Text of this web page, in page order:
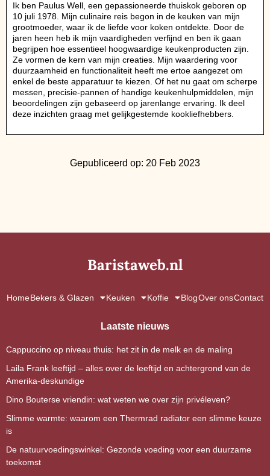
Ik ben Paulus Well, een gepassioneerde thuiskok geboren op
10 juli 1978. Mijn culinaire reis begon in de keuken van mijn
grootmoeder, waar ik de liefde voor koken ontdekte. Door de
jaren heen heb ik mijn vaardigheden verfijnd en ben ik gaan
begrijpen hoe essentieel hoogwaardige keukenproducten zijn.
Ze vormen de kern van mijn creaties. Mijn waardering voor
duurzaamheid en functionaliteit heeft me ertoe aangezet om
enkel de beste apparatuur te kiezen. Of het nu gaat om scherpe
messen, precisie-pannen of handige keukenhulpmiddelen, mijn
beoordelingen zijn gebaseerd op jarenlange ervaring. Ik deel
deze inzichten graag met gelijkgestemde kookliefhebbers.
Gepubliceerd op: 20 Feb 2023
Baristaweb.nl
HomeBekers & Glazen Keuken Koffie BlogOver onsContact
Laatste nieuws
Cappuccino op niveau thuis: het zit in de melk en de maling
Laila Frank leeftijd – alles over de leeftijd en achtergrond van de
Amerika-deskundige
Dino Bouterse vriendin: wat weten we over zijn privéleven?
Slimme warmte: waarom een Thermrad radiator een slimme keuze
is
De natuurvoedingswinkel: Gezonde voeding voor een duurzame
toekomst